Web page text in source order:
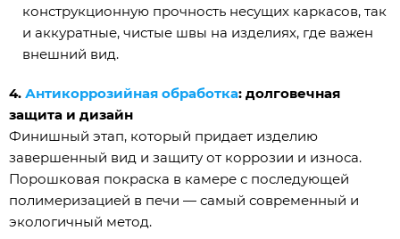
конструкционную прочность несущих каркасов, так
и аккуратные, чистые швы на изделиях, где важен
внешний вид.
4. Антикоррозийная обработка: долговечная
защита и дизайн
Финишный этап, который придает изделию
завершенный вид и защиту от коррозии и износа.
Порошковая покраска в камере с последующей
полимеризацией в печи — самый современный и
экологичный метод.